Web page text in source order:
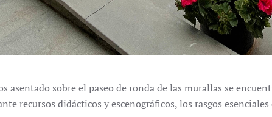
asentado sobre el paseo de ronda de las murallas se
recursos didácticos y escenográficos, los rasgos